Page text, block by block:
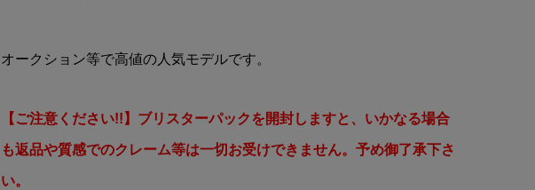
オークション等で高値の人気モデルです。
【ご注意ください!!】ブリスターパックを開封しますと、いかなる場合
も返品や質感でのクレーム等は一切お受けできません。予め御了承下さ
い。